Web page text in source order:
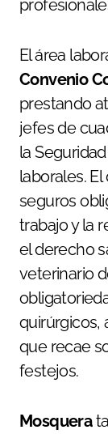
El área
Convenio
prestando
jefes de
la
laborales.
seguros
trabajo y la
el derecho
veterinario
quirúrgicos,
que recae
festejos.
Mosquera